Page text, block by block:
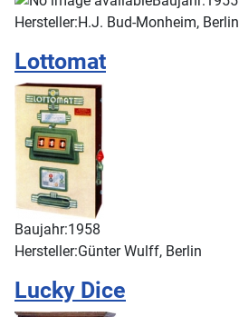
Hersteller:H.J. Bud-Monheim, Berlin
Lottomat
Baujahr:1958
Hersteller:Günter Wulff, Berlin
Lucky Dice